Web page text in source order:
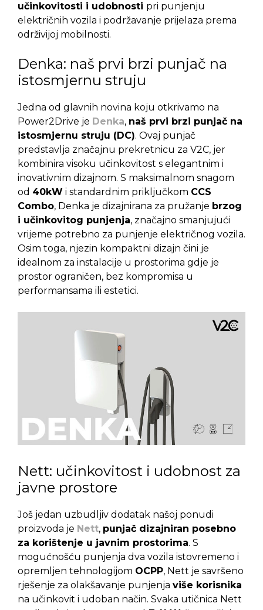
učinkovitosti i udobnosti pri punjenju
električnih vozila i podržavanje prijelaza prema
održivijoj mobilnosti.
Denka: naš prvi brzi punjač na
istosmjernu struju
Jedna od glavnih novina koju otkrivamo na
Power2Drive je Denka, naš prvi brzi punjač na
istosmjernu struju (DC). Ovaj punjač
predstavlja značajnu prekretnicu za V2C, jer
kombinira visoku učinkovitost s elegantnim i
inovativnim dizajnom. S maksimalnom snagom
od 40kW i standardnim priključkom CCS
Combo, Denka je dizajnirana za pružanje brzog
i učinkovitog punjenja, značajno smanjujući
vrijeme potrebno za punjenje električnog vozila.
Osim toga, njezin kompaktni dizajn čini je
idealnom za instalacije u prostorima gdje je
prostor ograničen, bez kompromisa u
performansama ili estetici.
Nett: učinkovitost i udobnost za
javne prostore
Još jedan uzbudljiv dodatak našoj ponudi
proizvoda je Nett, punjač dizajniran posebno
za korištenje u javnim prostorima. S
mogućnošću punjenja dva vozila istovremeno i
opremljen tehnologijom OCPP, Nett je savršeno
rješenje za olakšavanje punjenja više korisnika
na učinkovit i udoban način. Svaka utičnica Nett